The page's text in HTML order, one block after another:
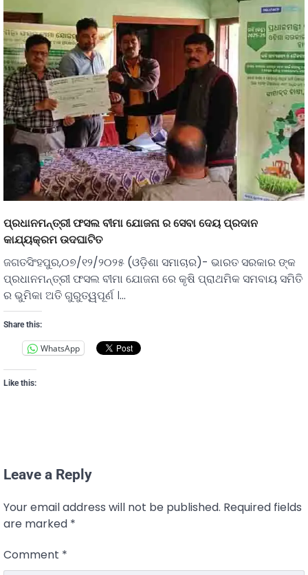
ପ୍ରଧାନମନ୍ତ୍ରୀ ଫସଲ ବୀମା ଯୋଜନା ର ସେବା ଦେୟ ପ୍ରଦାନ
କାଯ୍ୟକ୍ରମ ଉଦଘାଟିତ
ଜଗତସିଂହପୁର,୦୭/୧୨/୨୦୨୫ (ଓଡ଼ିଶା ସମାଚାର)- ଭାରତ ସରକାର ଙ୍କ
ପ୍ରଧାନମନ୍ତ୍ରୀ ଫସଲ ବୀମା ଯୋଜନା ରେ କୃଷି ପ୍ରାଥମିକ ସମବାୟ ସମିତି
ର ଭୁମିକା ଅତି ଗୁରୁତ୍ୱପୂର୍ଣ ।…
Share this:
WhatsApp
Like this:
Leave a Reply
Your email address will not be published. Required fields
are marked *
Comment *